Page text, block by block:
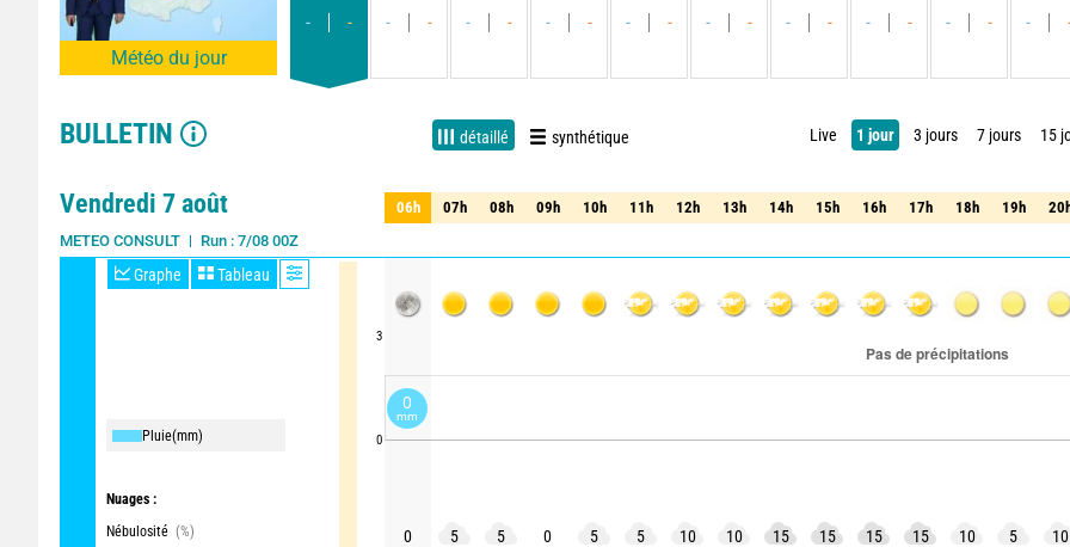
Météo du jour
- - - - - - - - - - - - - - - - - - -
BULLETIN détaillé synthétique Live 1 jour 3 jours 7 jours 15
Vendredi 7 août
METEO CONSULT Run : 7/08 00Z
Maille : 1km
Graphe Tableau
Pluie(mm)
Nuages :
Nébulosité (%)
3
0
06h 07h 08h 09h 10h 11h 12h 13h 14h 15h 16h 17h 18h 19h
06h 07h 08h 09h 10h 11h 12h 13h 14h 15h 16h 17h 18h 19h 20h
0 5 5 0 5 5 10 10 15 15 15 15 10 5 10
0
mm